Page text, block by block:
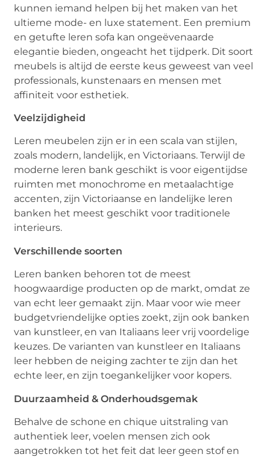
kunnen iemand helpen bij het maken van het
ultieme mode- en luxe statement. Een premium
en getufte leren sofa kan ongeëvenaarde
elegantie bieden, ongeacht het tijdperk. Dit soort
meubels is altijd de eerste keus geweest van veel
professionals, kunstenaars en mensen met
affiniteit voor esthetiek.
Veelzijdigheid
Leren meubelen zijn er in een scala van stijlen,
zoals modern, landelijk, en Victoriaans. Terwijl de
moderne leren bank geschikt is voor eigentijdse
ruimten met monochrome en metaalachtige
accenten, zijn Victoriaanse en landelijke leren
banken het meest geschikt voor traditionele
interieurs.
Verschillende soorten
Leren banken behoren tot de meest
hoogwaardige producten op de markt, omdat ze
van echt leer gemaakt zijn. Maar voor wie meer
budgetvriendelijke opties zoekt, zijn ook banken
van kunstleer, en van Italiaans leer vrij voordelige
keuzes. De varianten van kunstleer en Italiaans
leer hebben de neiging zachter te zijn dan het
echte leer, en zijn toegankelijker voor kopers.
Duurzaamheid & Onderhoudsgemak
Behalve de schone en chique uitstraling van
authentiek leer, voelen mensen zich ook
aangetrokken tot het feit dat leer geen stof en